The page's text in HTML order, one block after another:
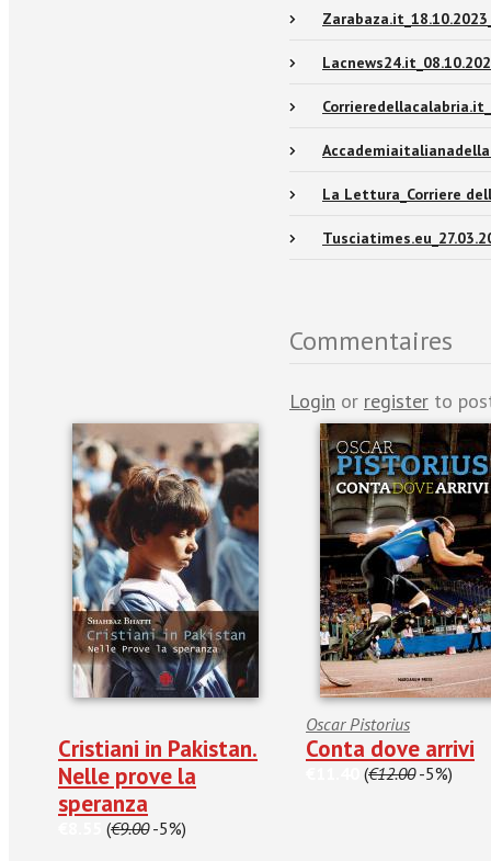
La Lettura_Corriere
Commentaires
Login or register to
Cristiani in Pakistan.
Nelle prove la
speranza
(€9.00-5%)
Oscar Pistorius
Conta dove arrivi
(€12.00-5%)